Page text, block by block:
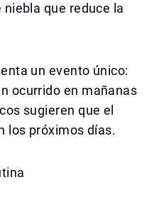
que reduce la
un evento único:
ocurrido en mañanas
sugieren que el
los próximos días.